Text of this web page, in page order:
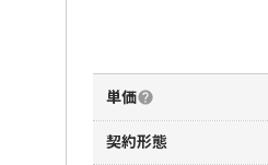
単価
契約形態